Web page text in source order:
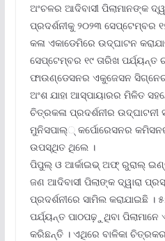
ଅଂଚଳର ଆଦିବାସୀ ପିଲାମାନଙ୍କ
ପ୍ରଦର୍ଶନୀକୁ ୨୦୨୩
କଳା ଏକାଡେମିରେ ଉଦ୍‌ଘାଟନ
ସେପ୍ଟେମ୍ବର ୧୯ ତାରିଖ ପର୍ଯ୍ୟନ୍ତ
ଫାଉଣ୍ଡେସନର ଏକୁଜେସନ
ଅଂଶ ଯାହା ଆସ୍ପାୟାରର ମିଳିତ
ଚିତ୍ରକଳା ପ୍ରଦର୍ଶନୀର
ମୁନିସପାଲ୍‌୍ କର୍ପୋରେସନର
ଉପସ୍ଥିତ ଥିଲେ ।
ପିପୁଲ୍ ଓ ଆର୍କାଇଭ୍ ଅଫ୍ ରୁରାଲ୍
ଜଣ ଆଦିବାସୀ ପିଲାଙ୍କ ଦ୍ୱାରା
ପ୍ରଦର୍ଶନୀରେ ସାମିଲ କରାଯାଇଛି
ପର୍ଯ୍ୟନ୍ତ ପାଠପଢ଼ୁଥିବା
କରିଛନ୍ତି । ଏଥିରେ ବାଳିକା